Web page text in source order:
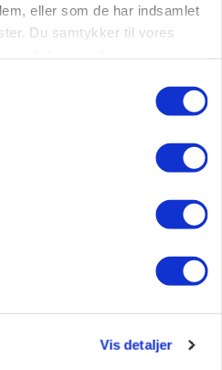
eller som de har indsamlet
Du samtykker til vores
Vis detaljer
23 procent